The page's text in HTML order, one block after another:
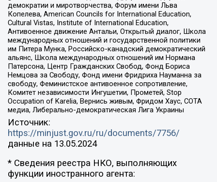
демократии и миротворчества, Форум имени Льва
Копелева, American Councils for International Education,
Cultural Vistas, Institute of International Education,
Антивоенное движение Антальи, Открытый диалог, Школа
международных отношений и государственной политики
им Питера Мунка, Российско-канадский демократический
альянс, Школа международных отношений им Нормана
Патерсона, Центр Гражданских Свобод, Фонд Бориса
Немцова за Свободу, Фонд имени Фридриха Науманна за
свободу, Феминистское антивоенное сопротивление,
Комитет независимости Ингушетии, Прометей, Stop
Occupation of Karelia, Вернись живым, Фридом Хаус, СОТА
медиа, Либерально-демократическая Лига Украины
Источник:
https://minjust.gov.ru/ru/documents/7756/
данные на 13.05.2024
* Сведения реестра НКО, выполняющих
функции иностранного агента: